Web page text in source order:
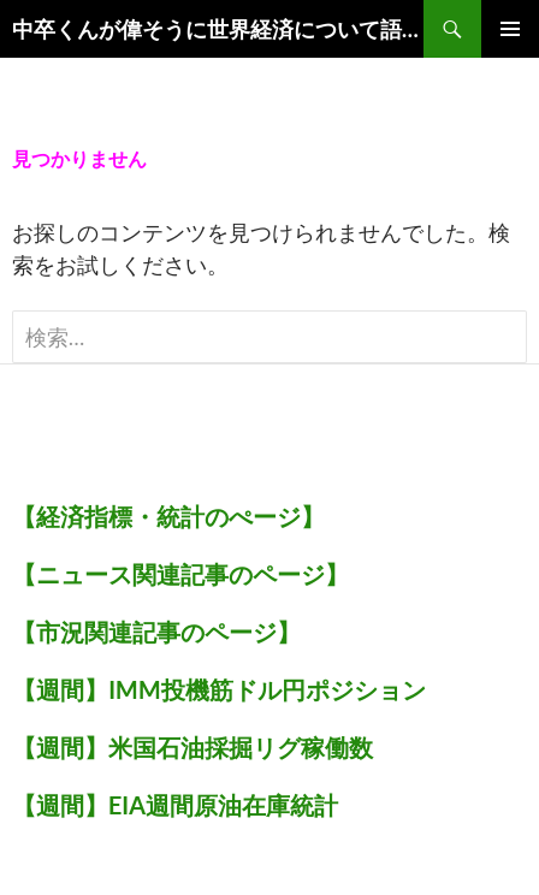
ツ
へ
キ
ッ
プ
中卒くんが偉そうに世界経済について語るブログ
検
索
見つかりません
お探しのコンテンツを見つけられませんでした。検
索をお試しください。
検
索:
【経済指標・統計のぺージ】
【ニュース関連記事のページ】
【市況関連記事のページ】
【週間】IMM投機筋ドル円ポジション
【週間】米国石油採掘リグ稼働数
【週間】EIA週間原油在庫統計